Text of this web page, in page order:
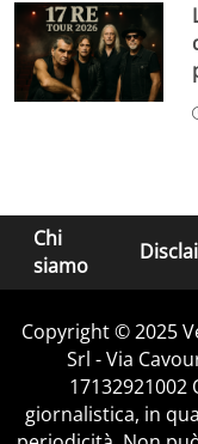
Chi
siamo
Copyright © 2025
Srl - Via
giornalistica, in